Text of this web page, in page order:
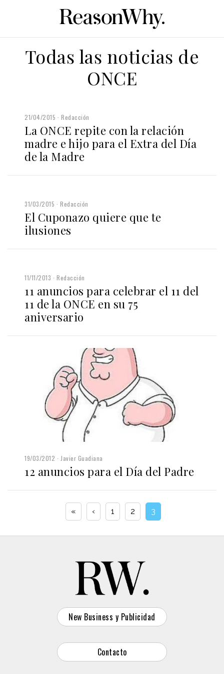
Todas las noticias de
ONCE
21/04/2015 Redacción
La ONCE repite con la relación
madre e hijo para el Extra del Día
de la Madre
31/03/2015 Redacción
El Cuponazo quiere que te
ilusiones
11/11/2013 Redacción
11 anuncios para celebrar el 11 del
11 de la ONCE en su 75
aniversario
19/03/2012 Javier Guadiana
12 anuncios para el Día del Padre
« ‹ 1 2 3
New Business y Publicidad
Contacto